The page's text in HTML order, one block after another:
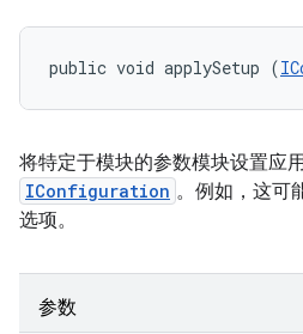
public void applySetup (
将特定于模块的参数模块设置应
IConfiguration 。例如，这可
选项。
参数